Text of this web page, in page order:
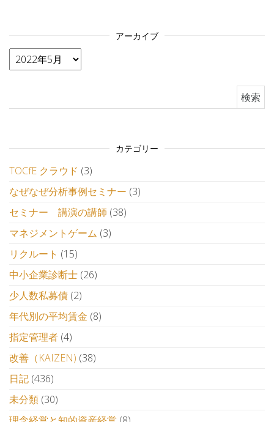
アーカイブ
アーカイブ
カテゴリー
TOCfE クラウド (3)
なぜなぜ分析事例セミナー (3)
セミナー 講演の講師 (38)
マネジメントゲーム (3)
リクルート (15)
中小企業診断士 (26)
少人数私募債 (2)
年代別の平均賃金 (8)
指定管理者 (4)
改善（KAIZEN) (38)
日記 (436)
未分類 (30)